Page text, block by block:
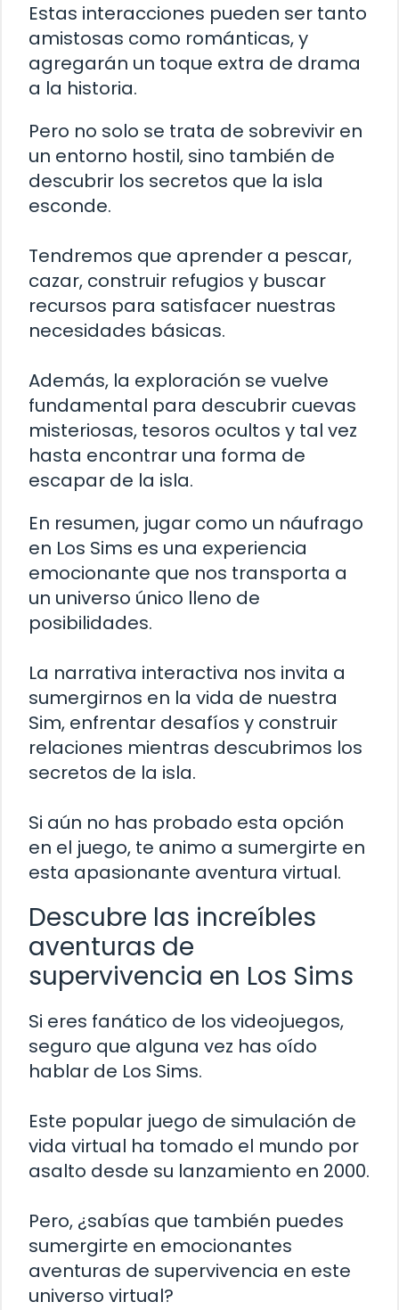
Estas interacciones pueden ser tanto
amistosas como románticas, y
agregarán un toque extra de drama
a la historia.
Pero no solo se trata de sobrevivir en
un entorno hostil, sino también de
descubrir los secretos que la isla
esconde.
Tendremos que aprender a pescar,
cazar, construir refugios y buscar
recursos para satisfacer nuestras
necesidades básicas.
Además, la exploración se vuelve
fundamental para descubrir cuevas
misteriosas, tesoros ocultos y tal vez
hasta encontrar una forma de
escapar de la isla.
En resumen, jugar como un náufrago
en Los Sims es una experiencia
emocionante que nos transporta a
un universo único lleno de
posibilidades.
La narrativa interactiva nos invita a
sumergirnos en la vida de nuestra
Sim, enfrentar desafíos y construir
relaciones mientras descubrimos los
secretos de la isla.
Si aún no has probado esta opción
en el juego, te animo a sumergirte en
esta apasionante aventura virtual.
Descubre las increíbles
aventuras de
supervivencia en Los Sims
Si eres fanático de los videojuegos,
seguro que alguna vez has oído
hablar de Los Sims.
Este popular juego de simulación de
vida virtual ha tomado el mundo por
asalto desde su lanzamiento en 2000.
Pero, ¿sabías que también puedes
sumergirte en emocionantes
aventuras de supervivencia en este
universo virtual?